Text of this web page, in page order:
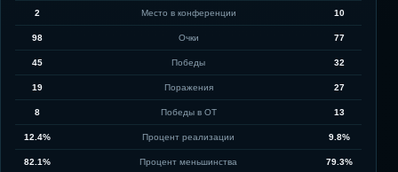
2 Место в конференции 10
98 Очки 77
45 Победы 32
19 Поражения 27
8 Победы в ОТ 13
12.4% Процент реализации 9.8%
82.1% Процент меньшинства 79.3%